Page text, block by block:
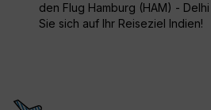
den Flug Hamburg (HAM) -
Sie sich auf Ihr Reiseziel Indien!